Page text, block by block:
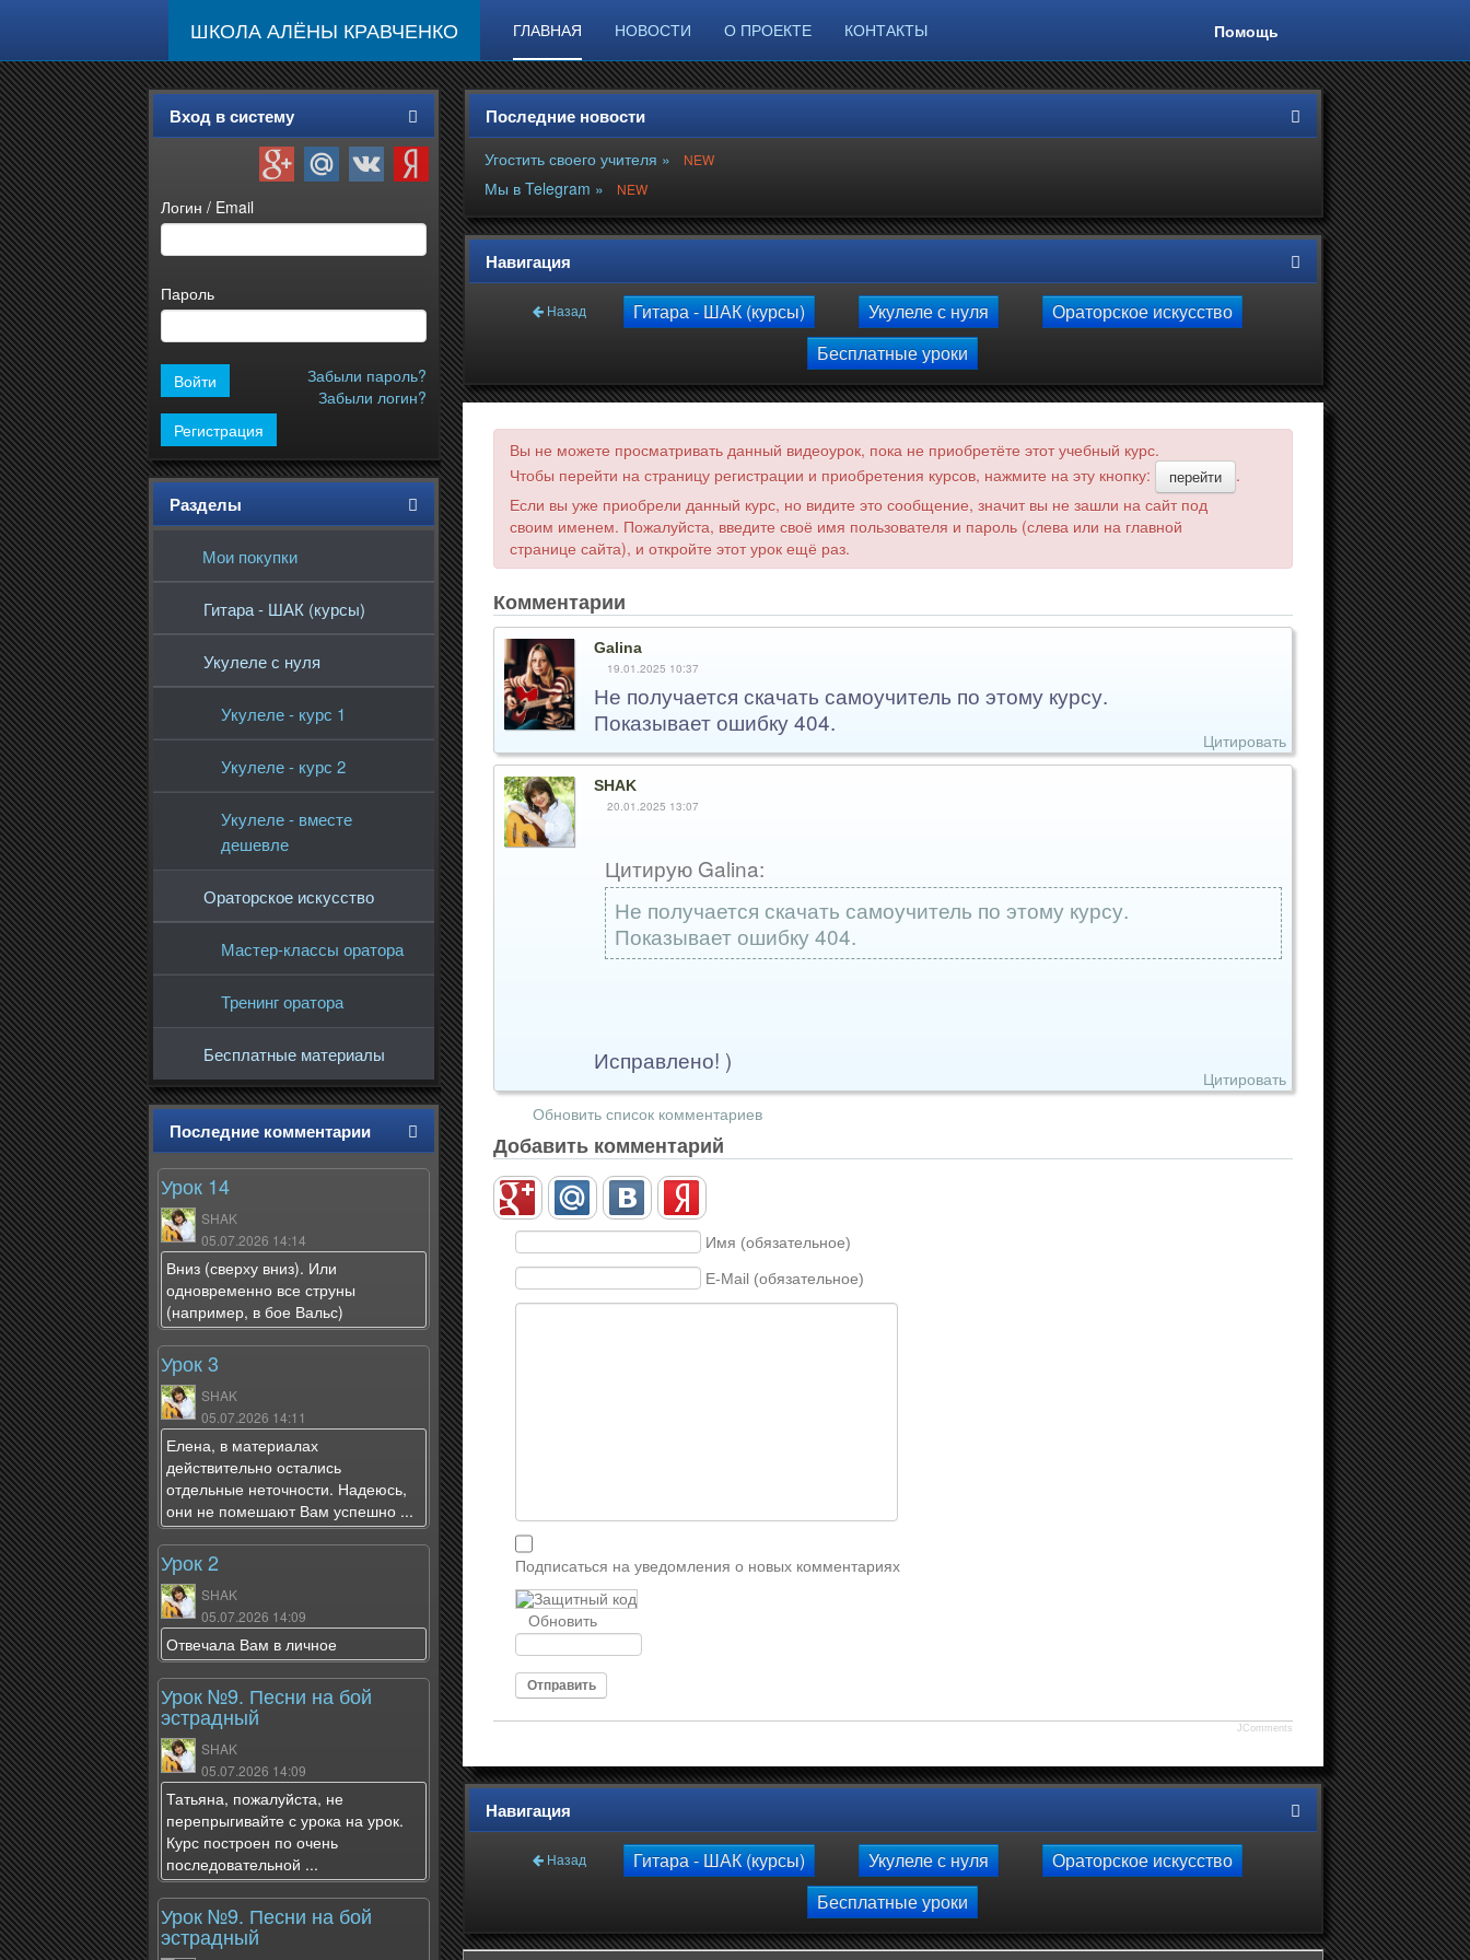
ШКОЛА АЛЁНЫ КРАВЧЕНКО Помощь
ГЛАВНАЯ НОВОСТИ О ПРОЕКТЕ КОНТАКТЫ
Вход в систему
Логин / Email
Пароль
Забыли пароль?
Забыли логин?
Регистрация
Разделы
Мои покупки
Гитара - ШАК (курсы)
Укулеле с нуля
Укулеле - курс 1
Укулеле - курс 2
Укулеле - вместе
дешевле
Ораторское искусство
Мастер-классы оратора
Тренинг оратора
Бесплатные материалы
Последние комментарии
Урок 14
SHAK
05.07.2026 14:14
Вниз (сверху вниз). Или
одновременно все струны
(например, в бое Вальс)
Урок 3
SHAK
05.07.2026 14:11
Елена, в материалах
действительно остались
отдельные неточности. Надеюсь,
они не помешают Вам успешно ...
Урок 2
SHAK
05.07.2026 14:09
Отвечала Вам в личное
Урок №9. Песни на бой
эстрадный
SHAK
05.07.2026 14:09
Татьяна, пожалуйста, не
перепрыгивайте с урока на урок.
Курс построен по очень
последовательной ...
Урок №9. Песни на бой
эстрадный
Последние новости
Угостить своего учителя » NEW
Мы в Telegram » NEW
Навигация
Назад Гитара - ШАК (курсы) Укулеле с нуля
Ораторское искусство
Бесплатные уроки
Вы не можете просматривать данный видеоурок, пока не приобретёте этот учебный курс.
Чтобы перейти на страницу регистрации и приобретения курсов, нажмите на эту кнопку:
перейти
.
Если вы уже приобрели данный курс, но видите это сообщение, значит вы не зашли на сайт под
своим именем. Пожалуйста, введите своё имя пользователя и пароль (слева или на главной
странице сайта), и откройте этот урок ещё раз.
Комментарии
Galina
19.01.2025 10:37
Не получается скачать самоучитель по этому курсу.
Показывает ошибку 404.
Цитировать
SHAK
20.01.2025 13:07
Цитирую Galina:
Не получается скачать самоучитель по этому курсу.
Показывает ошибку 404.
Исправлено! )
Цитировать
Обновить список комментариев
Добавить комментарий
Имя (обязательное)
E-Mail (обязательное)
Подписаться на уведомления о новых комментариях
Обновить
Отправить
JComments
Навигация
Назад Гитара - ШАК (курсы) Укулеле с нуля
Ораторское искусство
Бесплатные уроки